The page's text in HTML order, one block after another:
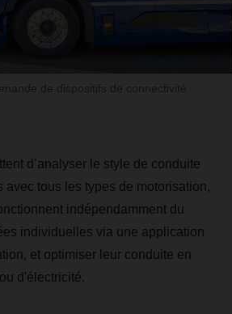
d’analyser le style de conduite
tous les types de motorisation,
indépendamment du
individuelles via une application
et optimiser leur conduite en
d'électricité.